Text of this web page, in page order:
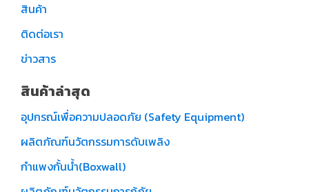
สินค้า
ติดต่อเรา
ข่าวสาร
สินค้าล่าสุด
อุปกรณ์เพื่อความปลอดภัย (Safety Equipment)
ผลิตภัณฑ์นวัตกรรมการดับเพลิง
กำแพงกั้นน้ำ(Boxwall)